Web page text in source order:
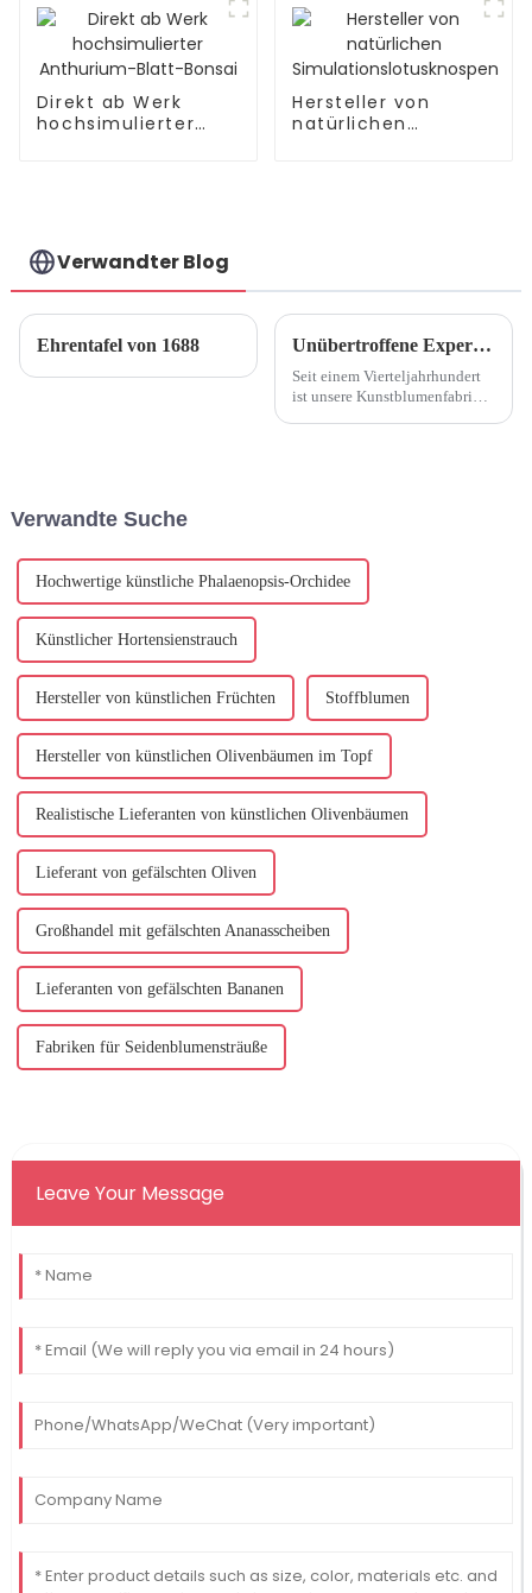
Direkt ab Werk
hochsimulierter
Hersteller von
natürlichen
Verwandter Blog
Ehrentafel von 1688 Unübertroffene Expertise: 25 Jahre Kunstblumenfabrik
Seit einem Vierteljahrhundert
ist unsere Kunstblumenfabrik
Verwandte Suche
Hochwertige künstliche Phalaenopsis-Orchidee
Künstlicher Hortensienstrauch
Hersteller von künstlichen Früchten Stoffblumen
Hersteller von künstlichen Olivenbäumen im Topf
Realistische Lieferanten von künstlichen Olivenbäumen
Lieferant von gefälschten Oliven
Großhandel mit gefälschten Ananasscheiben
Lieferanten von gefälschten Bananen
Fabriken für Seidenblumensträuße
Leave Your Message